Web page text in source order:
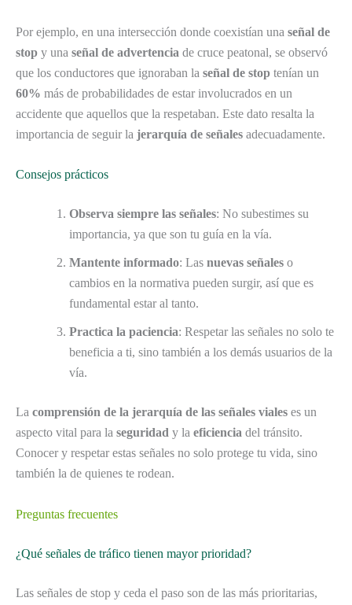
Por ejemplo, en una intersección donde coexistían una señal de
stop y una señal de advertencia de cruce peatonal, se observó
que los conductores que ignoraban la señal de stop tenían un
60% más de probabilidades de estar involucrados en un
accidente que aquellos que la respetaban. Este dato resalta la
importancia de seguir la jerarquía de señales adecuadamente.
Consejos prácticos
Observa siempre las señales: No subestimes su
importancia, ya que son tu guía en la vía.
Mantente informado: Las nuevas señales o
cambios en la normativa pueden surgir, así que es
fundamental estar al tanto.
Practica la paciencia: Respetar las señales no solo te
beneficia a ti, sino también a los demás usuarios de la
vía.
La comprensión de la jerarquía de las señales viales es un
aspecto vital para la seguridad y la eficiencia del tránsito.
Conocer y respetar estas señales no solo protege tu vida, sino
también la de quienes te rodean.
Preguntas frecuentes
¿Qué señales de tráfico tienen mayor prioridad?
Las señales de stop y ceda el paso son de las más prioritarias,